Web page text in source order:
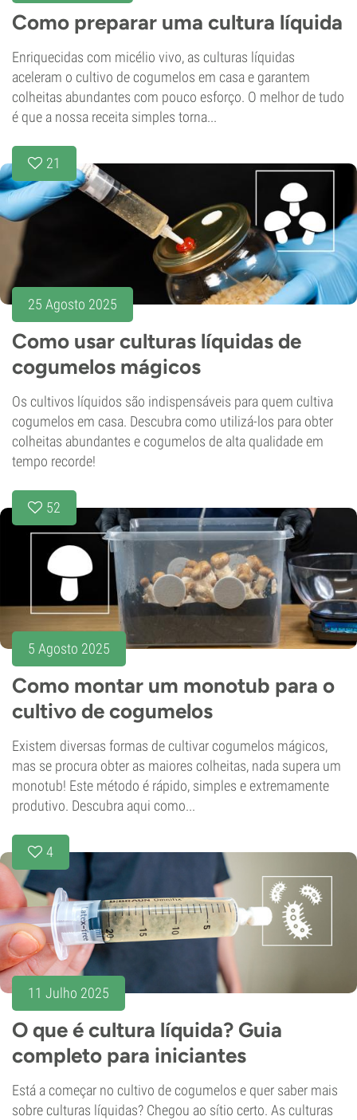
Como preparar uma cultura líquida
Enriquecidas com micélio vivo, as culturas líquidas
aceleram o cultivo de cogumelos em casa e garantem
colheitas abundantes com pouco esforço. O melhor de tudo
é que a nossa receita simples torna...
21
25 Agosto 2025
Como usar culturas líquidas de
cogumelos mágicos
Os cultivos líquidos são indispensáveis para quem cultiva
cogumelos em casa. Descubra como utilizá-los para obter
colheitas abundantes e cogumelos de alta qualidade em
tempo recorde!
52
5 Agosto 2025
Como montar um monotub para o
cultivo de cogumelos
Existem diversas formas de cultivar cogumelos mágicos,
mas se procura obter as maiores colheitas, nada supera um
monotub! Este método é rápido, simples e extremamente
produtivo. Descubra aqui como...
4
11 Julho 2025
O que é cultura líquida? Guia
completo para iniciantes
Está a começar no cultivo de cogumelos e quer saber mais
sobre culturas líquidas? Chegou ao sítio certo. As culturas